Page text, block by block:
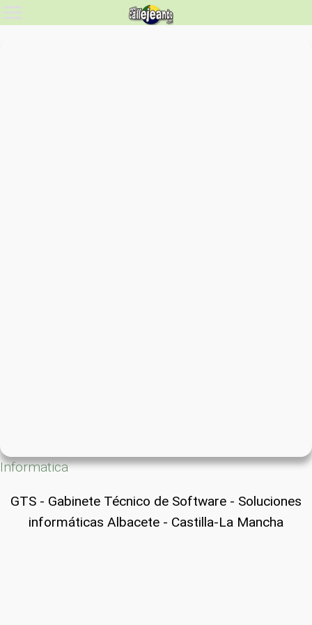
Informatica
GTS - Gabinete Técnico de Software - Soluciones
informáticas Albacete - Castilla-La Mancha